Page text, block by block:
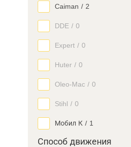
Caiman / 2
DDE / 0
Expert / 0
Huter / 0
Oleo-Mac / 0
Stihl / 0
Мобил К / 1
Способ движения